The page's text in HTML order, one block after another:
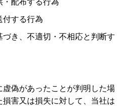
・配布する行為
付する行為
き、不適切・不相応と判断す
偽があったことが判明した場
害又は損失に対して、当社は